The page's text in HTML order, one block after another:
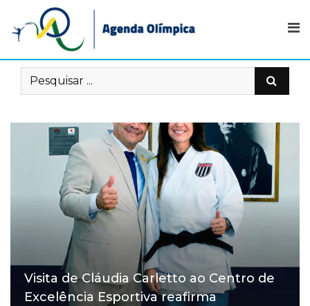
Visita de Cláudia Carletto ao Centro de
Excelência Esportiva reafirma